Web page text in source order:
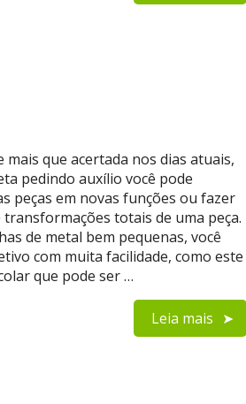
mais que acertada nos dias atuais,
pedindo auxílio você pode
peças em novas funções ou fazer
transformações totais de uma peça.
de metal bem pequenas, você
com muita facilidade, como este
que pode ser …
Leia mais